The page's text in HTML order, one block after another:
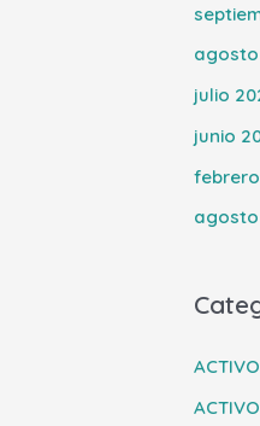
julio
junio
agosto
ACTIVO
ACTIVO